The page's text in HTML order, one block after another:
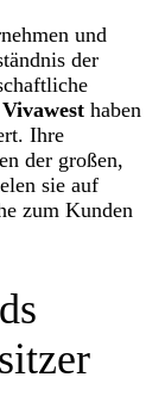
und
der
Vivawest haben
Ihre
der großen,
sie auf
zum Kunden